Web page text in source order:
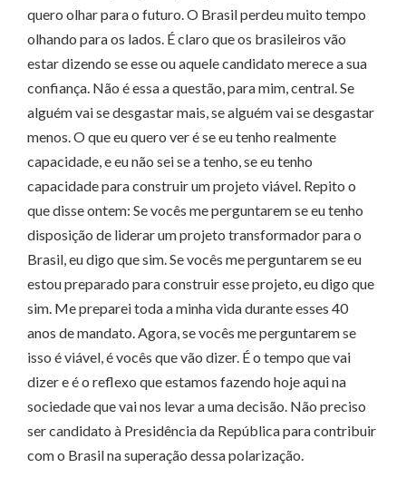
quero olhar para o futuro. O Brasil perdeu muito tempo
olhando para os lados. É claro que os brasileiros vão
estar dizendo se esse ou aquele candidato merece a sua
confiança. Não é essa a questão, para mim, central. Se
alguém vai se desgastar mais, se alguém vai se desgastar
menos. O que eu quero ver é se eu tenho realmente
capacidade, e eu não sei se a tenho, se eu tenho
capacidade para construir um projeto viável. Repito o
que disse ontem: Se vocês me perguntarem se eu tenho
disposição de liderar um projeto transformador para o
Brasil, eu digo que sim. Se vocês me perguntarem se eu
estou preparado para construir esse projeto, eu digo que
sim. Me preparei toda a minha vida durante esses 40
anos de mandato. Agora, se vocês me perguntarem se
isso é viável, é vocês que vão dizer. É o tempo que vai
dizer e é o reflexo que estamos fazendo hoje aqui na
sociedade que vai nos levar a uma decisão. Não preciso
ser candidato à Presidência da República para contribuir
com o Brasil na superação dessa polarização.